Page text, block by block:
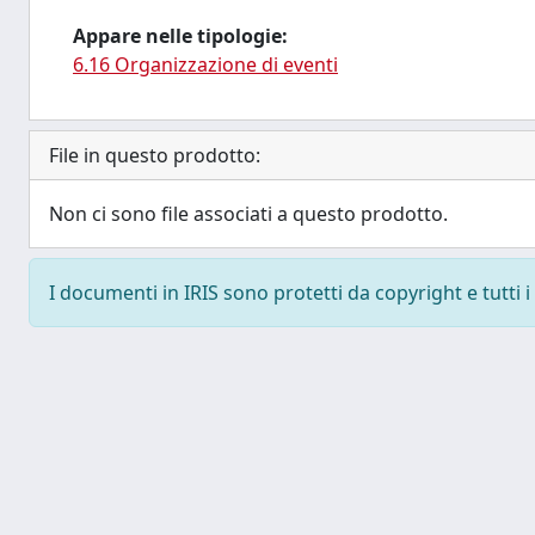
Appare nelle tipologie:
6.16 Organizzazione di eventi
File in questo prodotto:
Non ci sono file associati a questo prodotto.
I documenti in IRIS sono protetti da copyright e tutti